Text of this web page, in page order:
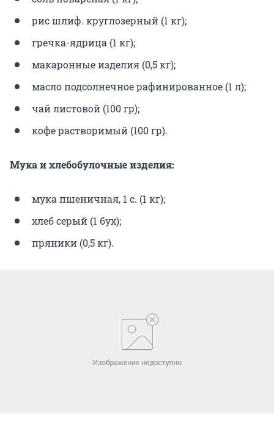
рис шлиф. круглозерный (1 кг);
гречка-ядрица (1 кг);
макаронные изделия (0,5 кг);
масло подсолнечное рафинированное (1 л);
чай листовой (100 гр);
кофе растворимый (100 гр).
Мука и хлебобулочные изделия:
мука пшеничная, 1 с. (1 кг);
хлеб серый (1 бух);
пряники (0,5 кг).